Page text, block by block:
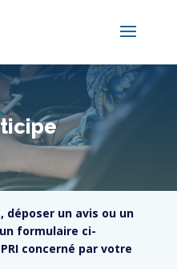
déposer un avis ou un
formulaire ci-
concerné par votre